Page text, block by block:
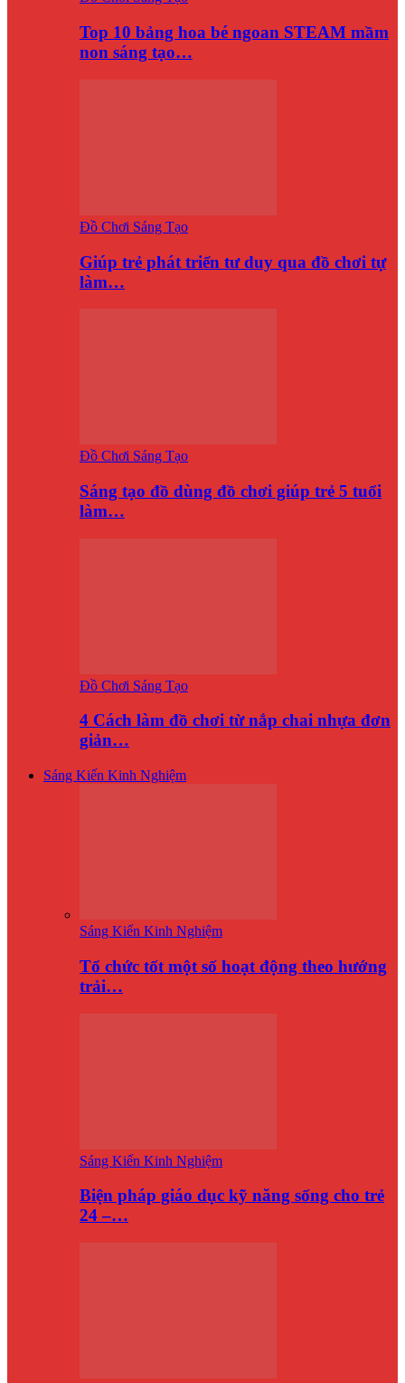
Top 10 bảng hoa bé ngoan STEAM mầm
non sáng tạo…
Đồ Chơi Sáng Tạo
Giúp trẻ phát triển tư duy qua đồ chơi tự
làm…
Đồ Chơi Sáng Tạo
Sáng tạo đồ dùng đồ chơi giúp trẻ 5 tuổi
làm…
Đồ Chơi Sáng Tạo
4 Cách làm đồ chơi từ nắp chai nhựa đơn
giản…
Sáng Kiến Kinh Nghiệm
Sáng Kiến Kinh Nghiệm
Tổ chức tốt một số hoạt động theo hướng
trải…
Sáng Kiến Kinh Nghiệm
Biện pháp giáo dục kỹ năng sống cho trẻ
24 –…